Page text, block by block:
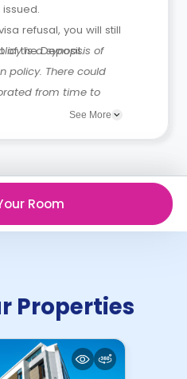
refusal, you will still
of the Deposit.
is a synopsis of
policy. There could
from time to
you review the full
See More
Room
Properties